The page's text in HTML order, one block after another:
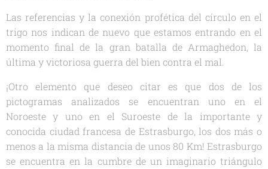
Las referencias y la conexión profética del círculo en el
trigo nos indican de nuevo que estamos entrando en el
momento final de la gran batalla de Armaghedon, la
última y victoriosa guerra del bien contra el mal.
¡Otro elemento que deseo citar es que dos de los
pictogramas analizados se encuentran uno en el
Noroeste y uno en el Suroeste de la importante y
conocida ciudad francesa de Estrasburgo, los dos más o
menos a la misma distancia de unos 80 Km! Estrasburgo
se encuentra en la cumbre de un imaginario triángulo